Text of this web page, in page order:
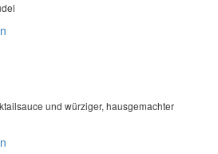
und würziger, hausgemachter